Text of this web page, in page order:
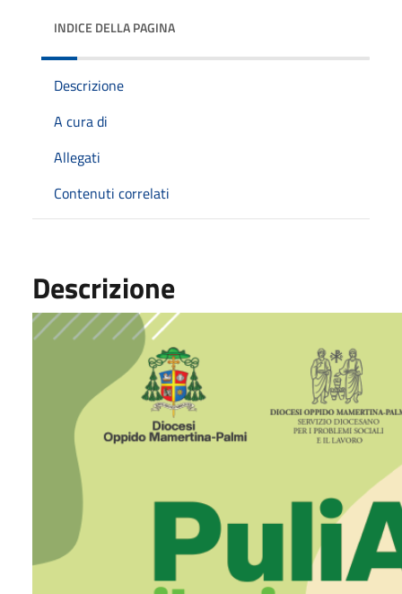
INDICE DELLA PAGINA
Descrizione
A cura di
Allegati
Contenuti correlati
Descrizione